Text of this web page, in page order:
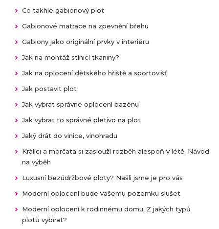
Co takhle gabionový plot
Gabionové matrace na zpevnění břehu
Gabiony jako originální prvky v interiéru
Jak na montáž stínicí tkaniny?
Jak na oplocení dětského hřiště a sportovišť
Jak postavit plot
Jak vybrat správné oplocení bazénu
Jak vybrat to správné pletivo na plot
Jaký drát do vinice, vinohradu
Králíci a morčata si zaslouží rozběh alespoň v létě. Návod
na výběh
Luxusní bezúdržbové ploty? Našli jsme je pro vás
Moderní oplocení bude vašemu pozemku slušet
Moderní oplocení k rodinnému domu. Z jakých typů
plotů vybírat?